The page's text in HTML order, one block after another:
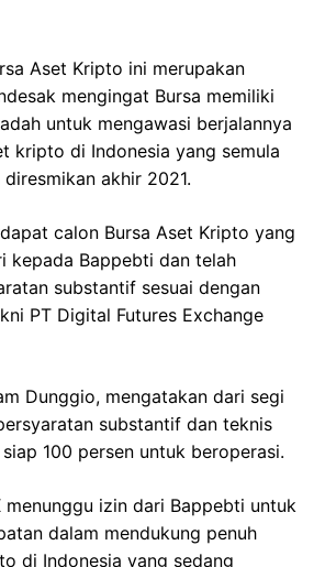
Aset Kripto ini merupakan
mengingat Bursa memiliki
untuk mengawasi berjalannya
kripto di Indonesia yang semula
akhir 2021.
calon Bursa Aset Kripto yang
kepada Bappebti dan telah
substantif sesuai dengan
PT Digital Futures Exchange
Dunggio, mengatakan dari segi
substantif dan teknis
100 persen untuk beroperasi.
menunggu izin dari Bappebti untuk
dalam mendukung penuh
di Indonesia yang sedang